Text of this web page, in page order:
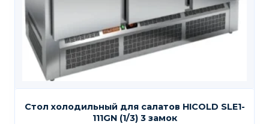
Стол холодильный для салатов HICOLD SLE1-
111GN (1/3) 3 замок